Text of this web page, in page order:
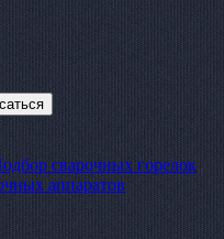
сварочных горелок
аппаратов